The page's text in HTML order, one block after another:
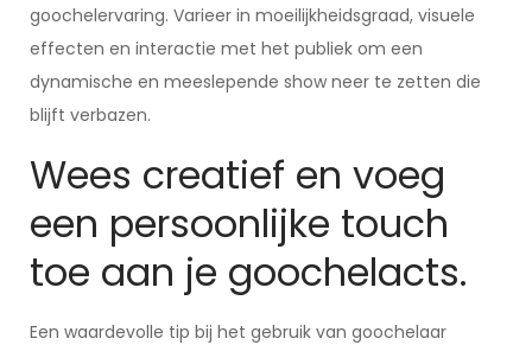
goochelervaring. Varieer in moeilijkheidsgraad, visuele
effecten en interactie met het publiek om een
dynamische en meeslepende show neer te zetten die
blijft verbazen.
Wees creatief en voeg
een persoonlijke touch
toe aan je goochelacts.
Een waardevolle tip bij het gebruik van goochelaar